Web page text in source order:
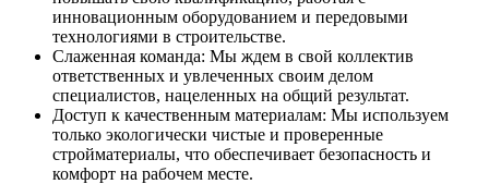
инновационным оборудованием и передовыми
технологиями в строительстве.
Слаженная команда: Мы ждем в свой коллектив
ответственных и увлеченных своим делом
специалистов, нацеленных на общий результат.
Доступ к качественным материалам: Мы используем
только экологически чистые и проверенные
стройматериалы, что обеспечивает безопасность и
комфорт на рабочем месте.